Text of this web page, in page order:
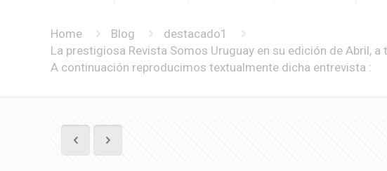
Home Blog
destacado1
La prestigiosa Revista Somos Uruguay en su edición de Abril,
A continuación reproducimos textualmente dicha entrevista :